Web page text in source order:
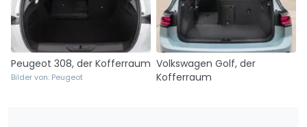
Peugeot 308, der Kofferraum
Bilder von: Peugeot
Volkswagen Golf, der
Kofferraum